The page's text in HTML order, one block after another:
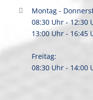
Montag -
08:30 Uhr - 12:30
13:00 Uhr - 16:45
Freitag:
08:30 Uhr - 14:00